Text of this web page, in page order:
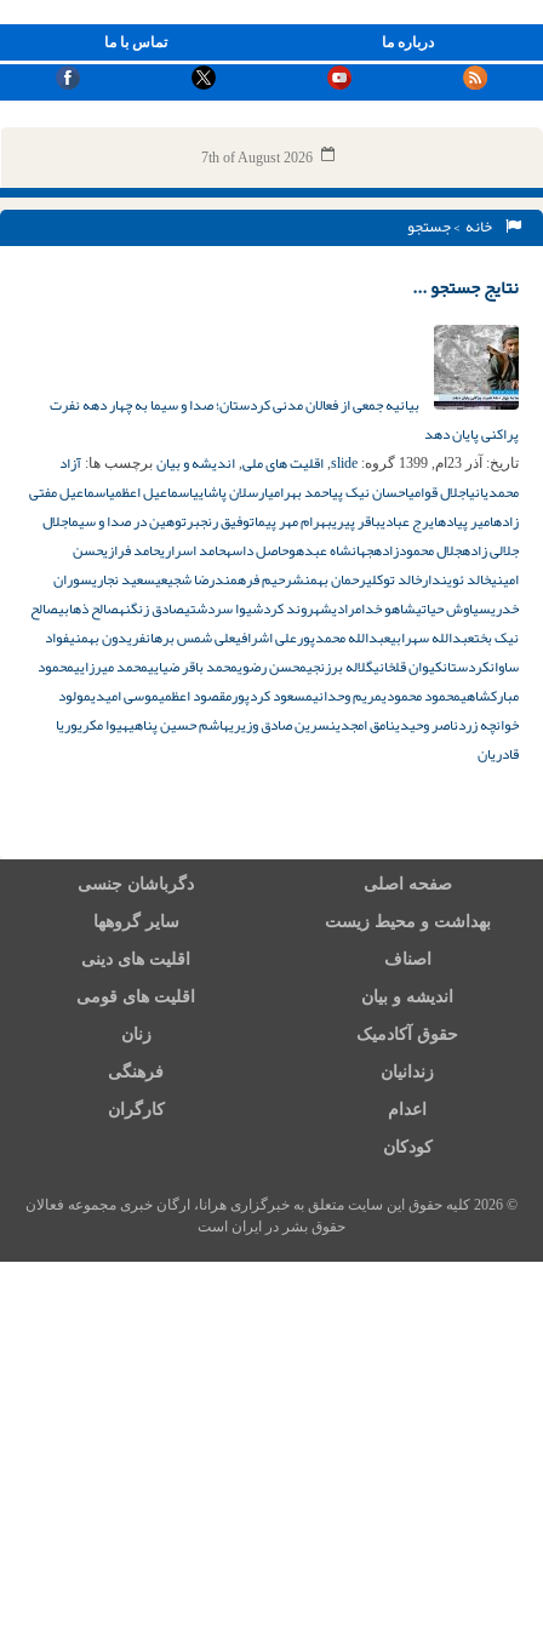
تماس با ما درباره ما
7th of August 2026
خانه > جستجو
نتایج جستجو ...
بیانیه جمعی از فعالان مدنی کردستان؛ صدا و سیما به چهار دهه نفرت
پراکنی پایان دهد
تاریخ: آذر 23ام, 1399 گروه: slide
, اقلیت های ملی, اندیشه و بیان برچسب ها: آزاد
محمدیانیاجلال قوامیاحسان نیک پیاحمد بهرامیارسلان پاشاییاسماعیل اعظمیاسماعیل مفتی
زادهامیر پیادهایرج عبادیباقر پیریبهرام مهر پیماتوفیق رنجبرتوهین در صدا و سیماجلال
جلالی زادهجلال محمودزادهجهانشاه عبدهوحاصل داسهحامد اسراریحامد فرازیحسن
امینیخالد ئویندارخالد توکلیرحمان بهمنشرحیم فرهمندرضا شجیعیسعید نجاریسوران
خدریسیاوش حیاتیشاهو خدامرادیشهروند کردشیوا سردشتیصادق زنگنهصالح ذهابیصالح
نیک بختعبدالله سهرابیعبدالله محمدپورعلی اشرافیعلی شمس برهانفریدون بهمنیفواد
ساوانکردستانکیوان قلخانیگلاله برزنجیمحسن رضویمحمد باقر ضیاییمحمد میرزاییمحمود
مبارکشاهیمحمود محمودیمریم وحدانیمسعود کردپورمقصود اعظمیموسی امیدیمولود
خوانچه زردناصر وحیدینامق امجدینسرین صادق وزیریهاشم حسین پناهیهیوا مکریوریا
قادریان
صفحه اصلی دگرباشان جنسی
بهداشت و محیط زیست سایر گروهها
اصناف اقلیت های دینی
اندیشه و بیان اقلیت های قومی
حقوق آکادمیک زنان
زندانیان فرهنگی
اعدام کارگران
کودکان
© 2026 کلیه حقوق این سایت متعلق به خبرگزاری هرانا، ارگان خبری مجموعه فعالان
حقوق بشر در ایران است